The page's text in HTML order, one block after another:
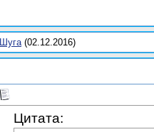
Шуга(02.12.2016)
Цитата: